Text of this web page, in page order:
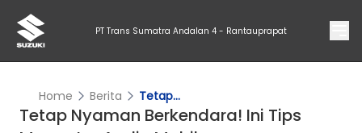
PT Trans Sumatra Andalan 4 - Rantauprapat
Home Berita Tetap...
Tetap Nyaman Berkendara! Ini Tips